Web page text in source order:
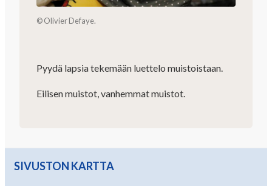
© Olivier Defaye.
Pyydä lapsia tekemään luettelo muistoistaan.
Eilisen muistot, vanhemmat muistot.
SIVUSTON KARTTA